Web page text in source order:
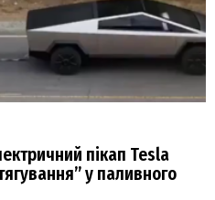
пікап Tesla
у паливного